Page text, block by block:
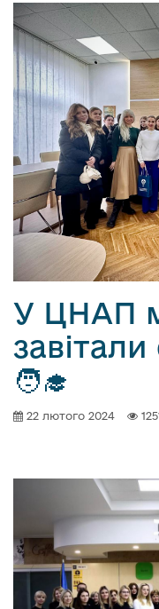
У ЦНАП
🧑‍🎓
22 лютого 2024